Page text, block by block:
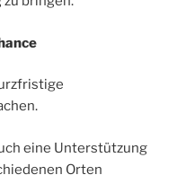
eine Unterstützung
Orten